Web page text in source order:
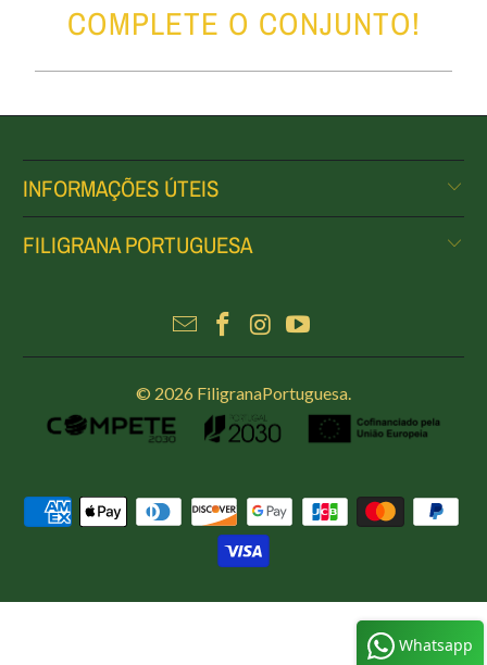
COMPLETE O CONJUNTO!
INFORMAÇÕES ÚTEIS
FILIGRANA PORTUGUESA
© 2026 FiligranaPortuguesa
Whatsapp